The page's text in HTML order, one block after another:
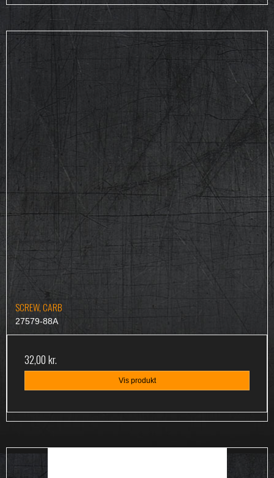
SCREW, CARB
27579-88A
32,00 kr.
Vis produkt